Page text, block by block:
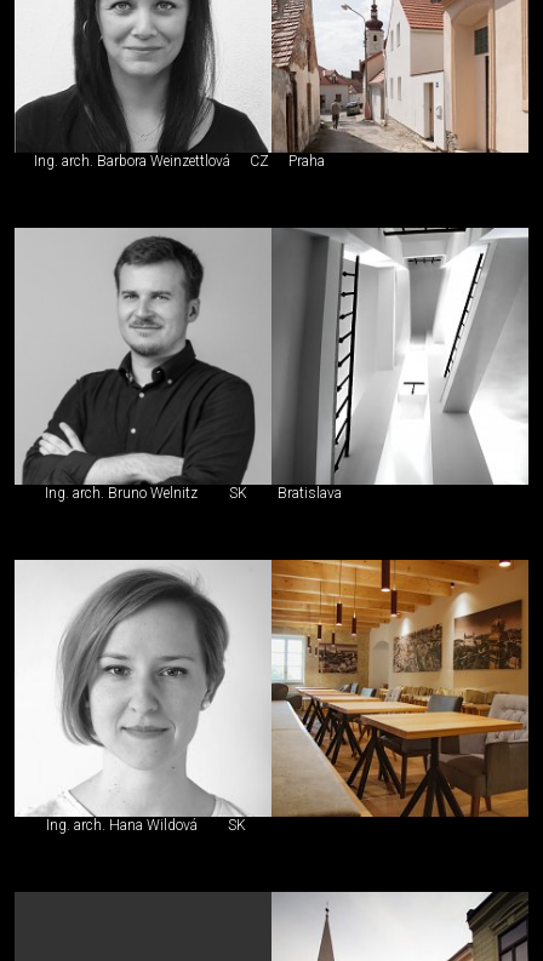
Ing. arch. Barbora Weinzettlová CZ Praha
Ing. arch. Bruno Welnitz SK Bratislava
Ing. arch. Hana Wildová SK